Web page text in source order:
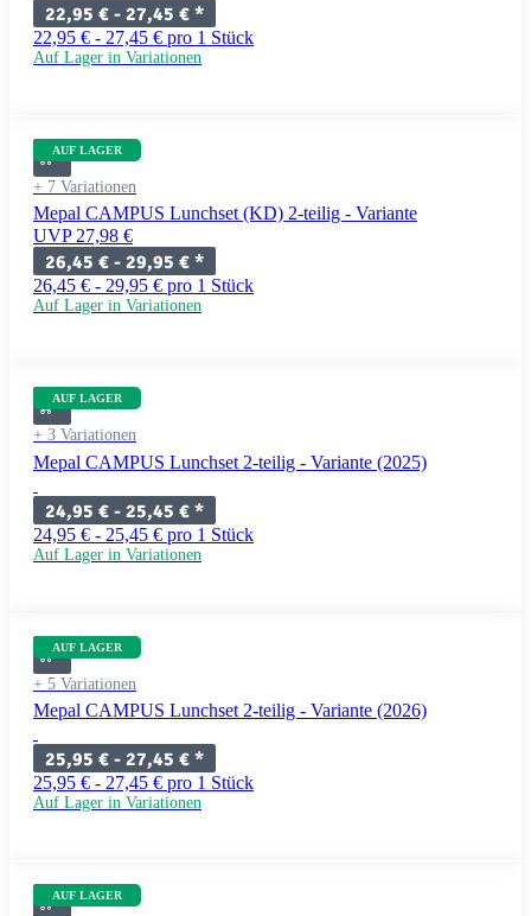
22,95 € - 27,45 € *
22,95 € - 27,45 € pro 1 Stück
Auf Lager in Variationen
AUF LAGER
+ 7 Variationen
Mepal CAMPUS Lunchset (KD) 2-teilig - Variante
UVP 27,98 €
26,45 € - 29,95 € *
26,45 € - 29,95 € pro 1 Stück
Auf Lager in Variationen
AUF LAGER
+ 3 Variationen
Mepal CAMPUS Lunchset 2-teilig - Variante (2025)
24,95 € - 25,45 € *
24,95 € - 25,45 € pro 1 Stück
Auf Lager in Variationen
AUF LAGER
+ 5 Variationen
Mepal CAMPUS Lunchset 2-teilig - Variante (2026)
25,95 € - 27,45 € *
25,95 € - 27,45 € pro 1 Stück
Auf Lager in Variationen
AUF LAGER